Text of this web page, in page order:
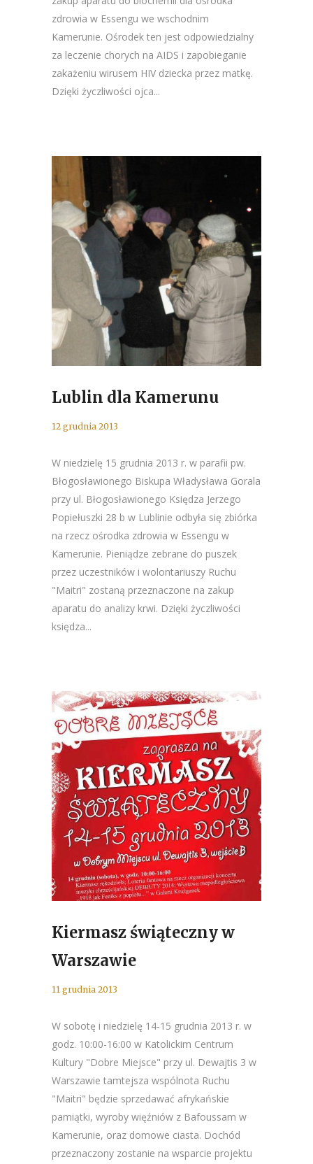
zdrowia w Essengu we wschodnim
Kamerunie. Ośrodek ten jest odpowiedzialny
za leczenie chorych na AIDS i zapobieganie
zakażeniu wirusem HIV dziecka przez matkę.
Dzięki życzliwości ojca...
Lublin dla Kamerunu
12 grudnia 2013
W niedzielę 15 grudnia 2013 r. w parafii pw.
Błogosławionego Biskupa Władysława Gorala
przy ul. Błogosławionego Księdza Jerzego
Popiełuszki 28 b w Lublinie odbyła się zbiórka
na rzecz ośrodka zdrowia w Essengu w
Kamerunie. Pieniądze zebrane do puszek
przez uczestników i wolontariuszy Ruchu
"Maitri" zostaną przeznaczone na zakup
aparatu do analizy krwi. Dzięki życzliwości
księdza...
Kiermasz świąteczny w
Warszawie
11 grudnia 2013
W sobotę i niedzielę 14-15 grudnia 2013 r. w
godz. 10:00-16:00 w Katolickim Centrum
Kultury "Dobre Miejsce" przy ul. Dewajtis 3 w
Warszawie tamtejsza wspólnota Ruchu
"Maitri" będzie sprzedawać afrykańskie
pamiątki, wyroby więźniów z Bafoussam w
Kamerunie, oraz domowe ciasta. Dochód
przeznaczony zostanie na wsparcie projektu